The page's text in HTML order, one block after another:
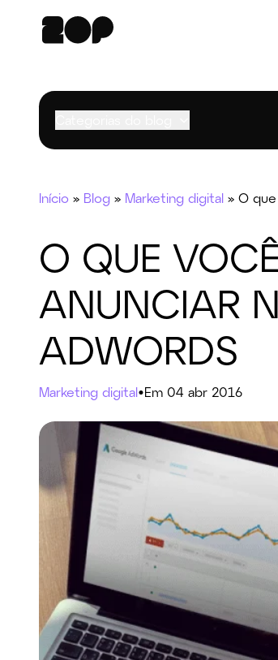
Início » Blog » Marketing digital » O
O QUE
ANUNCIAR
ADWORDS
Marketing digital•Em 04 abr 2016